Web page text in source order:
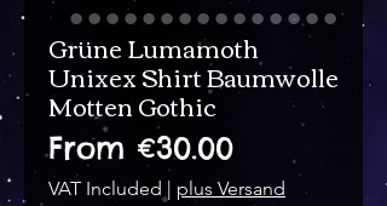
Grüne Lumamoth
Unixex Shirt Baumwolle
Motten Gothic
From €30.00Sale
Price
VAT Included | plus Versand